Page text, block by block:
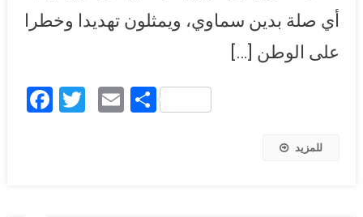
أي صلة بدين سماوي، ويمثلون تهديدا وخطرا
على الوطن […]
Facebook
Twitter
EmailShare
للمزيد